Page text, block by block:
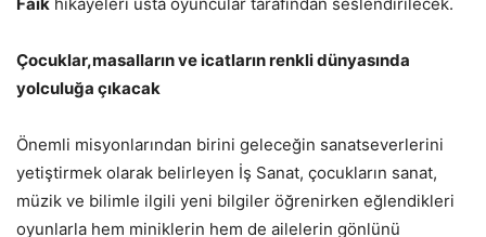
Çocuklar,masalların ve icatların renkli dünyasında
yolculuğa çıkacak
Önemli misyonlarından birini geleceğin sanatseverlerini
yetiştirmek olarak belirleyen İş Sanat, çocukların sanat,
müzik ve bilimle ilgili yeni bilgiler öğrenirken eğlendikleri
oyunlarla hem miniklerin hem de ailelerin gönlünü